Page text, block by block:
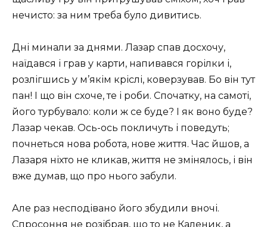
нечисто: за ним треба було дивитись.
Дні минали за днями. Лазар спав досхочу,
наїдався і грав у карти, напивався горілки і,
розлігшись у м’якім кріслі, коверзував. Бо він тут
пан! І що він схоче, те і роби. Спочатку, на самоті,
його турбувало: коли ж се буде? І як воно буде?
Лазар чекав. Ось-ось покличуть і поведуть;
почнеться нова робота, нове життя. Час йшов, а
Лазаря ніхто не кликав, життя не змінялось, і він
вже думав, що про нього забули.
Але раз несподівано його збудили вночі.
Спросоння не розібрав, що то не Каленик, а